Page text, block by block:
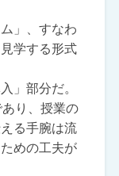
」、すなわ
学する形式
」部分だ。
り、授業の
る手腕は流
めの工夫が